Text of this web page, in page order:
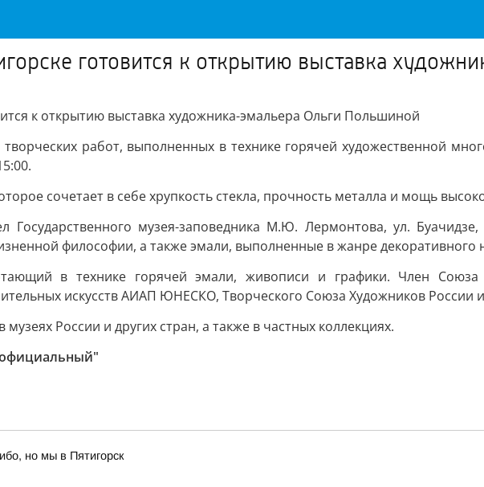
готовится к открытию выставка
к открытию выставка художника-эмальера Ольги Польшиной
работ, выполненных в технике горячей художественной
сочетает в себе хрупкость стекла, прочность металла и мощь
Государственного музея-заповедника М.Ю. Лермонтова, ул.
философии, а также эмали, выполненные в жанре декоративного
в технике горячей эмали, живописи и графики. Член
искусств АИАП ЮНЕСКО, Творческого Союза Художников
России и других стран, а также в частных коллекциях.
но мы в Пятигорск